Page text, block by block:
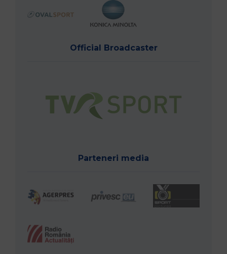
Official Broadcaster
Parteneri media